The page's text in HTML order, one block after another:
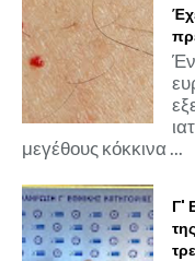
μεγέθους κόκκινα ...
Γ'